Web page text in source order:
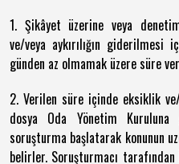
1. Şikâyet üzerine veya
ve/veya aykırılığın giderilmesi
günden az olmamak üzere süre
2. Verilen süre içinde eksiklik
dosya Oda Yönetim
soruşturma başlatarak konunun
belirler. Soruşturmacı